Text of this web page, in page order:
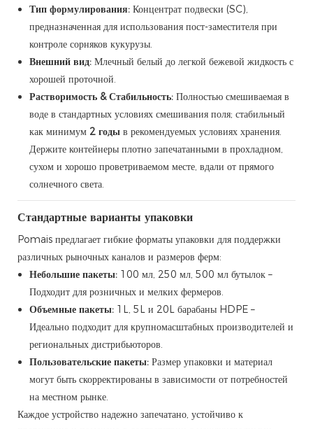
Тип формулирования: Концентрат подвески (SC),
предназначенная для использования пост-заместителя при
контроле сорняков кукурузы.
Внешний вид: Млечный белый до легкой бежевой жидкость с
хорошей проточной.
Растворимость & Стабильность: Полностью смешиваемая в
воде в стандартных условиях смешивания поля; стабильный
как минимум 2 годы в рекомендуемых условиях хранения.
Держите контейнеры плотно запечатанными в прохладном,
сухом и хорошо проветриваемом месте, вдали от прямого
солнечного света.
Стандартные варианты упаковки
Pomais предлагает гибкие форматы упаковки для поддержки
различных рыночных каналов и размеров ферм:
Небольшие пакеты: 100 мл, 250 мл, 500 мл бутылок –
Подходит для розничных и мелких фермеров.
Объемные пакеты: 1L, 5L и 20L барабаны HDPE –
Идеально подходит для крупномасштабных производителей и
региональных дистрибьюторов.
Пользовательские пакеты: Размер упаковки и материал
могут быть скорректированы в зависимости от потребностей
на местном рынке.
Каждое устройство надежно запечатано, устойчиво к